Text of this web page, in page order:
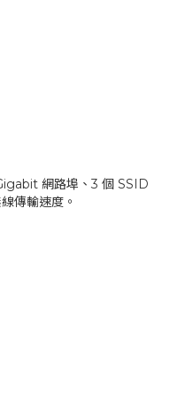
網路埠、3 個 SSID
傳輸速度。